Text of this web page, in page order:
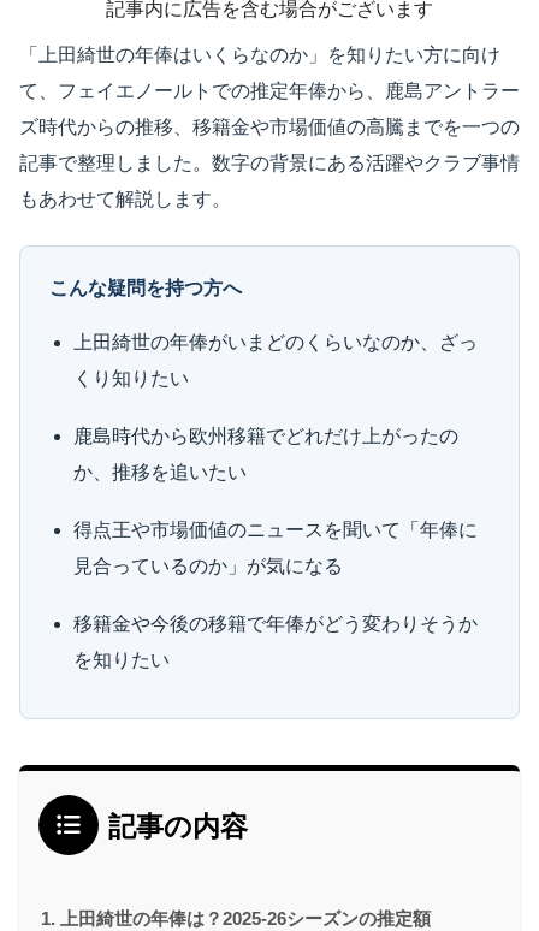
記事内に広告を含む場合がございます
「上田綺世の年俸はいくらなのか」を知りたい方に向け
て、フェイエノールトでの推定年俸から、鹿島アントラー
ズ時代からの推移、移籍金や市場価値の高騰までを一つの
記事で整理しました。数字の背景にある活躍やクラブ事情
もあわせて解説します。
こんな疑問を持つ方へ
上田綺世の年俸がいまどのくらいなのか、ざっ
くり知りたい
鹿島時代から欧州移籍でどれだけ上がったの
か、推移を追いたい
得点王や市場価値のニュースを聞いて「年俸に
見合っているのか」が気になる
移籍金や今後の移籍で年俸がどう変わりそうか
を知りたい
記事の内容
上田綺世の年俸は？2025-26シーズンの推定額